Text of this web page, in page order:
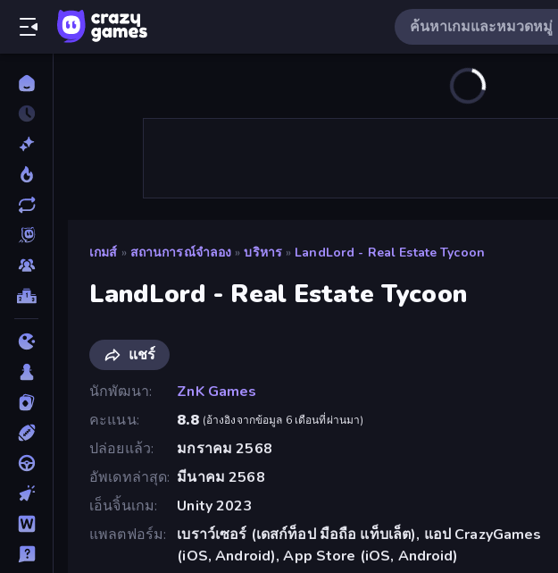
เกมส์ » สถานการณ์จำลอง » บริหาร » LandLord - Real Estate Tycoon
LandLord - Real Estate Tycoon
แชร์
นักพัฒนา
ZnK Games
คะแนน
8.8 (อ้างอิงจากข้อมูล 6 เดือนที่ผ่านมา)
ปล่อยแล้ว
มกราคม 2568
อัพเดทล่าสุด มีนาคม 2568
เอ็นจิ้นเกม
Unity 2023
แพลตฟอร์ม
เบราว์เซอร์ (เดสก์ท็อป มือถือ แท็บเล็ต), แอป CrazyGames
(iOS, Android), App Store (iOS, Android)